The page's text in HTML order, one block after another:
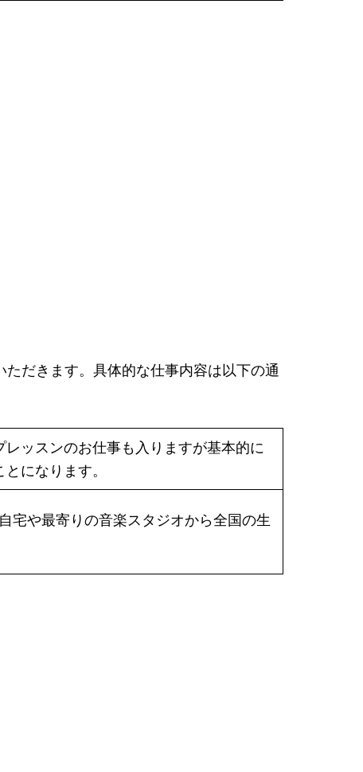
だきます。具体的な仕事内容は以下の通
ッスンのお仕事も入りますが基本的に
になります。
宅や最寄りの音楽スタジオから全国の生